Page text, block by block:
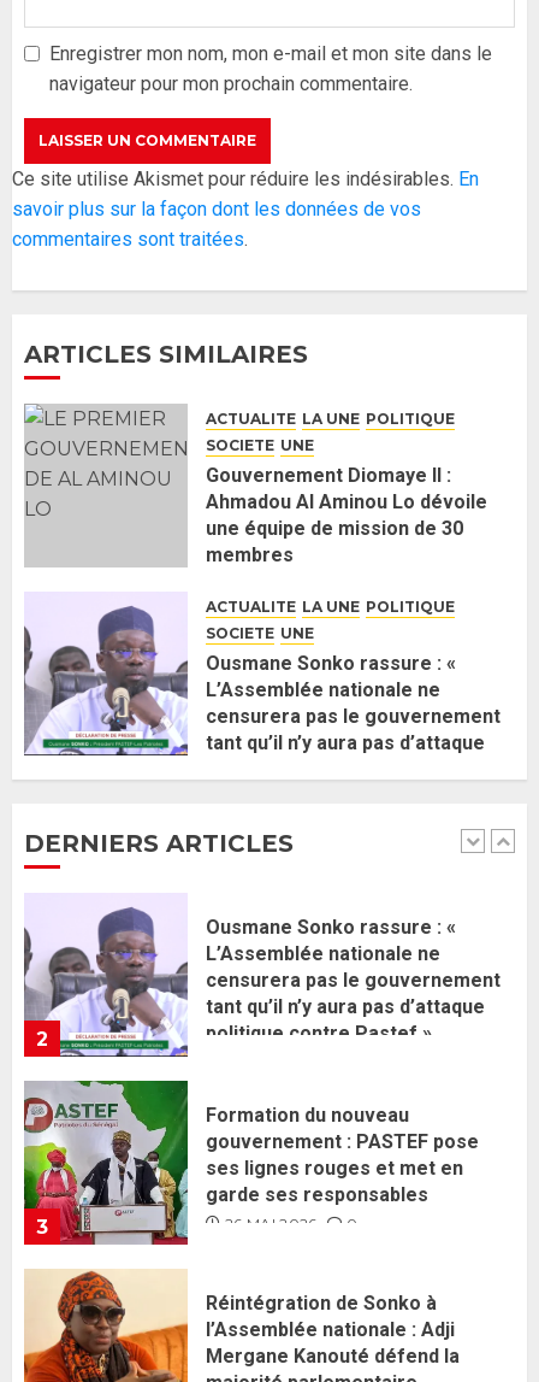
Enregistrer mon nom, mon e-mail et mon site dans le
navigateur pour mon prochain commentaire.
Ce site utilise Akismet pour réduire les indésirables. En
savoir plus sur la façon dont les données de vos
commentaires sont traitées.
ARTICLES SIMILAIRES
ACTUALITE LA UNE POLITIQUE
SOCIETE UNE
Gouvernement Diomaye II :
Ahmadou Al Aminou Lo dévoile
une équipe de mission de 30
membres
ACTUALITE LA UNE POLITIQUE
SOCIETE UNE
Ousmane Sonko rassure : «
L’Assemblée nationale ne
censurera pas le gouvernement
tant qu’il n’y aura pas d’attaque
DERNIERS ARTICLES
garde ses responsables
26 MAI 2026 0
4
Réintégration de Sonko à
l’Assemblée nationale : Adji
Mergane Kanouté défend la
5
J’espère me tromper »
26 MAI 2026
1
Gouvernement Diomaye II :
une équipe de mission de 30
membres
2 JUIN 2026 0
2
Ousmane Sonko rassure : «
politique contre Pastef »
3
Formation du nouveau
gouvernement : PASTEF pose
ses lignes rouges et met en
garde ses responsables
26 MAI 2026 0
4
Réintégration de Sonko à
l’Assemblée nationale : Adji
Mergane Kanouté défend la
majorité parlementaire
26 MAI 2026 0
Guy Marius Sagna inquiet après la
nomination d’Al Aminou Lo : «
J’espère me tromper »